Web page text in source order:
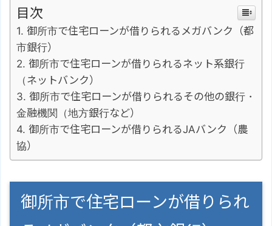
目次
御所市で住宅ローンが借りられるメガバンク（都
市銀行）
御所市で住宅ローンが借りられるネット系銀行
（ネットバンク）
御所市で住宅ローンが借りられるその他の銀行・
金融機関（地方銀行など）
御所市で住宅ローンが借りられるJAバンク（農
協）
御所市で住宅ローンが借りられ